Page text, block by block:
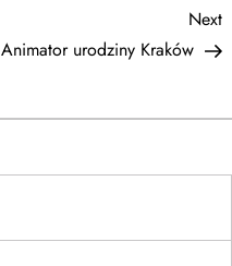
Next
Animator urodziny Kraków